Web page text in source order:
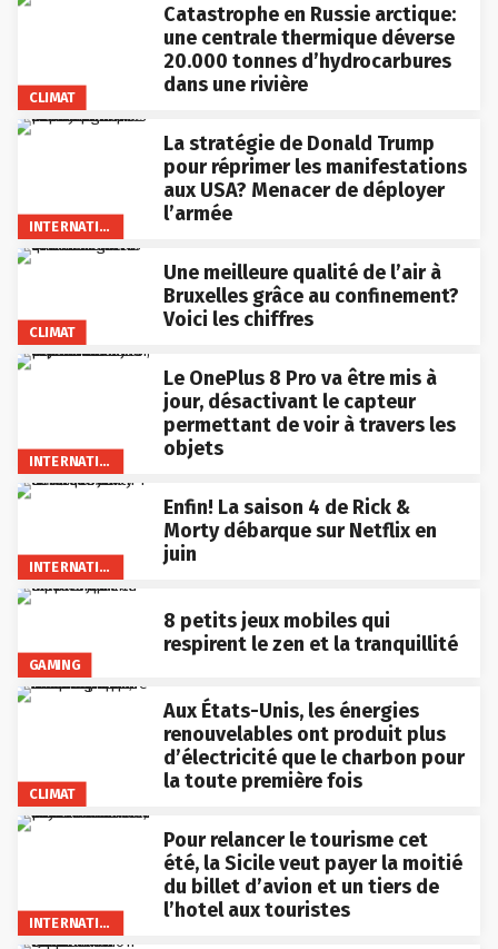
CLIMAT
Catastrophe en Russie arctique:
une centrale thermique déverse
20.000 tonnes d’hydrocarbures
dans une rivière
INTERNATIONAL
La stratégie de Donald Trump
pour réprimer les manifestations
aux USA? Menacer de déployer
l’armée
CLIMAT
Une meilleure qualité de l’air à
Bruxelles grâce au confinement?
Voici les chiffres
INTERNATIONAL
Le OnePlus 8 Pro va être mis à
jour, désactivant le capteur
permettant de voir à travers les
objets
INTERNATIONAL
Enfin! La saison 4 de Rick &
Morty débarque sur Netflix en
juin
GAMING
8 petits jeux mobiles qui
respirent le zen et la tranquillité
CLIMAT
Aux États-Unis, les énergies
renouvelables ont produit plus
d’électricité que le charbon pour
la toute première fois
INTERNATIONAL
Pour relancer le tourisme cet
été, la Sicile veut payer la moitié
du billet d’avion et un tiers de
l’hotel aux touristes